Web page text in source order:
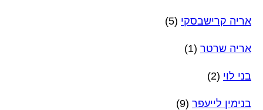
אריה קרישבסקי (5)
אריה שרטר (1)
בני לוי (2)
בנימין לייעפר (9)